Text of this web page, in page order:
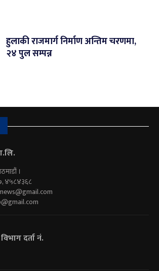
हुलाकी राजमार्ग निर्माण अन्तिम चरणमा,
२४ पुल सम्पन्न
।
४५८४३६८
दर्ता नं.